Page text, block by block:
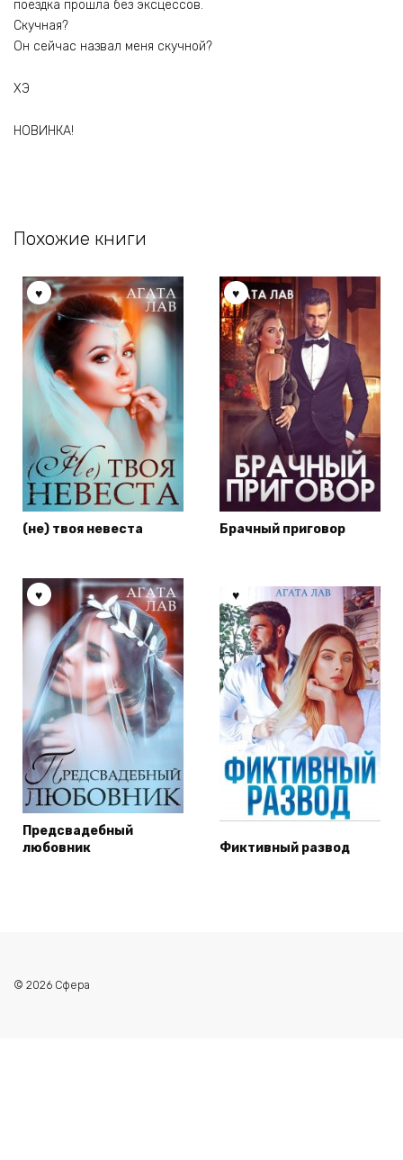
поездка прошла без эксцессов.
Скучная?
Он сейчас назвал меня скучной?
ХЭ
НОВИНКА!
Похожие книги
(не) твоя невеста Брачный приговор
Предсвадебный
любовник
Фиктивный развод
© 2026 Сфера